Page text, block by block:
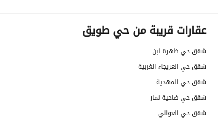
هل يوجد اي التزام على
العقار ؟
لا
مطابقة لكود البناء
السعودي
العقار مرهون
عقارات قريبة من حي طويق
شقق حي ظهرة لبن
شقق حي العريجاء الغربية
شقق حي المهدية
شقق حي ضاحية نمار
شقق حي العوالي